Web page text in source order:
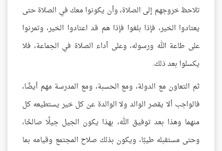
تلاحظ خروجهم إلى الصلاة، وأن يكونوا معك في الصلاة حتى
يعتادوا الخير، فإذا بلغوا فإذا هم قد اعتادوا الخير، وتمرنوا
على طاعة الله ورسوله، وعلى أداء الصلاة في الجماعة، فلا
يكسلوا بعد ذلك.
ثم التعاون مع الدولة، ومع الحسبة، ومع المدرسة مهم أيضًا،
فالواجب ألا يقصر الوالد ولا الوالدة عن كل خير يستطيعه كل
منهما وهذا بعد توفيق الله، بهذا يكون الجيل جيلًا صالحًا،
وحتى مستقبله طيبًا، ويكون بذلك صلاح المجتمع وقيامه بما